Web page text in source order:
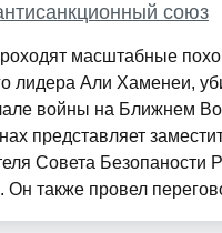
союз
масштабные
лидера Али Хаменеи,
войны на Ближнем
представляет
Совета Безопаности
Он также провел